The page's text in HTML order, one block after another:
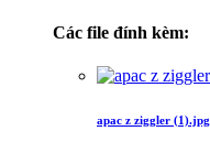
Các file đính kèm:
apac z ziggler (1).jpg